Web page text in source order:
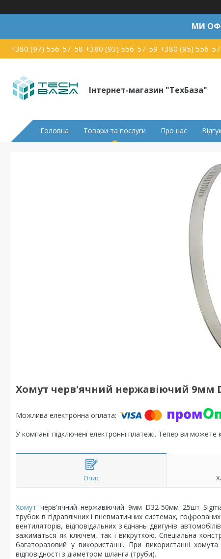
МИ
+380 (97) 556-57-58 +380 (93) 556-57-59 +380 (95) 556-
Інтернет-магазин "ТехБаза"
Головна Товари та послуги Про нас
Хомут черв'ячний нержавіючий 9мм
У компанії підключені електронні платежі. Тепер ви
Опис
Хомут черв'ячний нержавіючий 9мм D32-50мм 25шт Sigma
трубок в гідравлічних і пневматичних системах,
вентиляторів, відповідальних з'єднань двигунів
зажиматься як ключем, так і викруткою. Спеціальна
багаторазовий у використанні. При використанні
відповідності з діаметром шланга (труби).